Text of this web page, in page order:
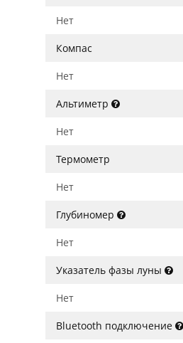
Нет
Компас
Нет
Альтиметр
Нет
Термометр
Нет
Глубиномер
Нет
Указатель фазы луны
Нет
Bluetooth подключение